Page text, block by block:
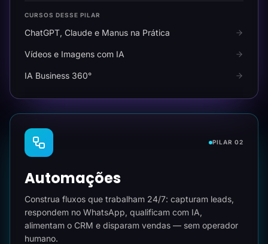
CURSOS DESSE PILAR
ChatGPT, Claude e Manus na Prática
Vídeos e Imagens com IA
IA Business 360°
PILAR 02
Automações
Construa fluxos que trabalham 24/7: capturam leads,
respondem no WhatsApp, qualificam com IA,
alimentam o CRM e disparam vendas — sem operador
humano.